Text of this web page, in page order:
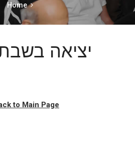
Home
יציאה
to Main Page